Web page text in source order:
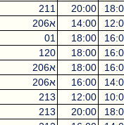
211 מכסיקו
א206 מכסיקו
01 קיקואין
120 מכסיקו
א206 מכסיקו
א206 מכסיקו
213 מכסיקו
213 מכסיקו